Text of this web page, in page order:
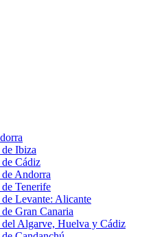
Ibiza
Cádiz
Andorra
Tenerife
Levante: Alicante
Gran Canaria
Algarve, Huelva y Cádiz